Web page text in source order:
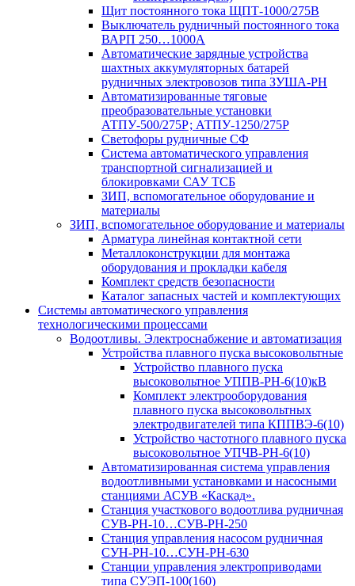
Щит постоянного тока ЩПТ-1000/275В
Выключатель рудничный постоянного тока
ВАРП 250…1000А
Автоматические зарядные устройства
шахтных аккумуляторных батарей
рудничных электровозов типа ЗУША-РН
Автоматизированные тяговые
преобразовательные установки
АТПУ-500/275Р; АТПУ-1250/275Р
Светофоры рудничные СФ
Система автоматического управления
транспортной сигнализацией и
блокировками САУ ТСБ
ЗИП, вспомогательное оборудование и
материалы
ЗИП, вспомогательное оборудование и материалы
Арматура линейная контактной сети
Металлоконструкции для монтажа
оборудования и прокладки кабеля
Комплект средств безопасности
Каталог запасных частей и комплектующих
Системы автоматического управления
технологическими процессами
Водоотливы. Электроснабжение и автоматизация
Устройства плавного пуска высоковольтные
Устройство плавного пуска
высоковольтное УППВ-РН-6(10)кВ
Комплект электрооборудования
плавного пуска высоковольтных
электродвигателей типа КППВЭ-6(10)
Устройство частотного плавного пуска
высоковольтное УПЧВ-РН-6(10)
Автоматизированная система управления
водоотливными установками и насосными
станциями АСУВ «Каскад».
Станция участкового водоотлива рудничная
СУВ-РН-10…СУВ-РН-250
Станция управления насосом рудничная
СУН-РН-10…СУН-РН-630
Станции управления электроприводами
типа СУЭП-100(160)